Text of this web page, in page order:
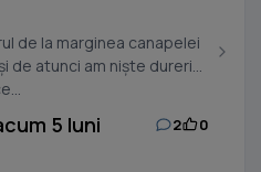
de la marginea canapelei
de atunci am niște dureri
5 luni 2 0